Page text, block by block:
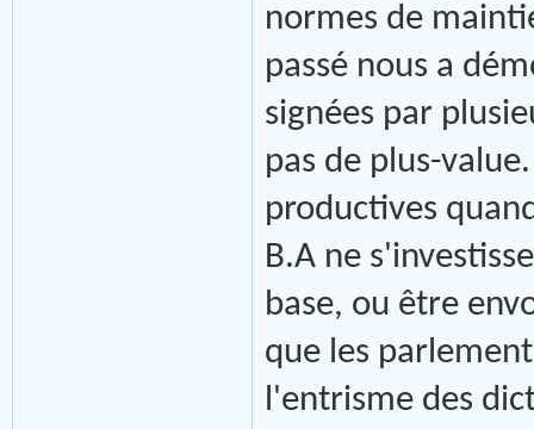
normes de
passé nous a
signées par
pas de plus-
productives
B.A ne
base, ou être
que les
l'entrisme des